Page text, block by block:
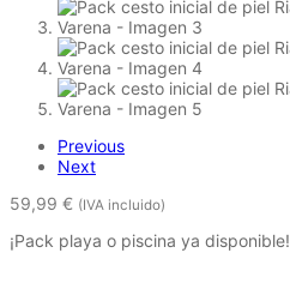
Previous
Next
59,99 € (IVA incluido)
¡Pack playa o piscina ya disponible!